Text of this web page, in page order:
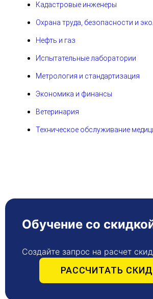
Кадастровые инженеры
Охрана труда, безопасности и
Нефть и газ
Испытательные лаборатории
Метрология и стандартизация
Экономика и финансы
Ветеринария
Техническое обслуживание
Обучение со
Создайте запрос на расчет
РАССЧИТАТЬ